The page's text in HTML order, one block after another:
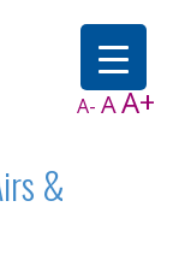
A- AA+
&